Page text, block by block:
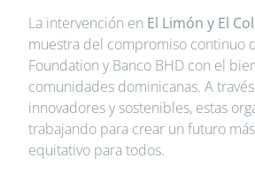
La intervención en El Limón y El
muestra del compromiso continuo
Foundation y Banco BHD con el
comunidades dominicanas. A
innovadores y sostenibles, estas
trabajando para crear un futuro
equitativo para todos.